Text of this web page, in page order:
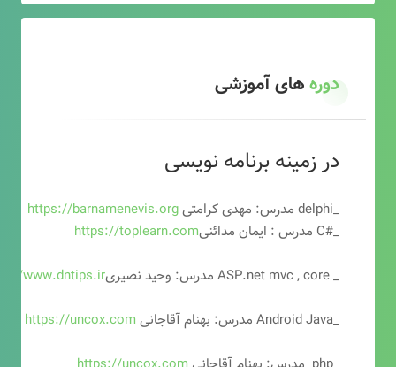
دورههای آموزشی
در زمینه برنامه نویسی
_delphi مدرس: مهدی کرامتی
https://barnamenevis.org
_#C مدرس : ایمان مدائنی
https://toplearn.com
_ ASP.net mvc , core مدرس: وحید نصیری
www.dntips.ir
_Android Java مدرس: بهنام آقاجانی
https://uncox.com